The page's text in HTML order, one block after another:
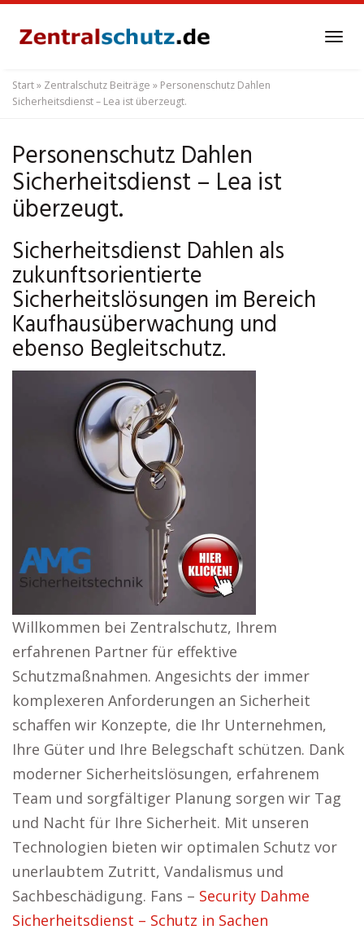
content
Start» Zentralschutz Beiträge » Personenschutz Dahlen
Sicherheitsdienst – Lea ist überzeugt.
Personenschutz Dahlen
Sicherheitsdienst – Lea ist
überzeugt.
Sicherheitsdienst Dahlen als
zukunftsorientierte
Sicherheitslösungen im Bereich
Kaufhausüberwachung und
ebenso Begleitschutz.
Willkommen bei Zentralschutz, Ihrem
erfahrenen Partner für effektive
Schutzmaßnahmen. Angesichts der immer
komplexeren Anforderungen an Sicherheit
schaffen wir Konzepte, die Ihr Unternehmen,
Ihre Güter und Ihre Belegschaft schützen. Dank
moderner Sicherheitslösungen, erfahrenem
Team und sorgfältiger Planung sorgen wir Tag
und Nacht für Ihre Sicherheit. Mit unseren
Technologien bieten wir optimalen Schutz vor
unerlaubtem Zutritt, Vandalismus und
Sachbeschädigung. Fans – Security Dahme
Sicherheitsdienst – Schutz in Sachen